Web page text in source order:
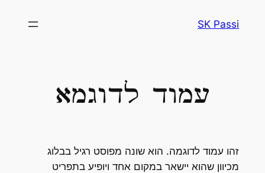
לתוכןSK Passi
עמוד לדוגמא
זהו עמוד לדוגמה. הוא שונה מפוסט רגיל בבלוג
מכיוון שהוא יישאר במקום אחד ויופיע בתפריט